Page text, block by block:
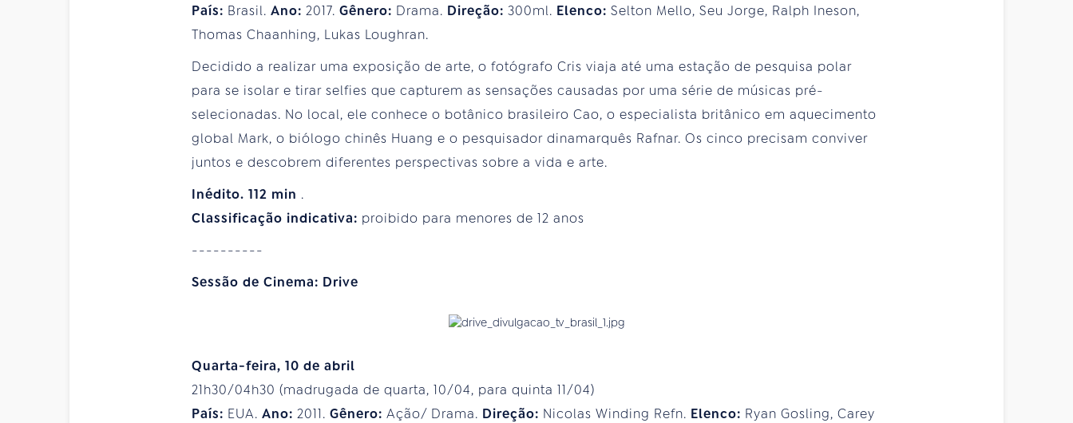
País: Brasil. Ano: 2017. Gênero: Drama. Direção: 300ml. Elenco: Selton Mello, Seu Jorge, Ralph Ineson,
Thomas Chaanhing, Lukas Loughran.
Decidido a realizar uma exposição de arte, o fotógrafo Cris viaja até uma estação de pesquisa polar
para se isolar e tirar selfies que capturem as sensações causadas por uma série de músicas pré-
selecionadas. No local, ele conhece o botânico brasileiro Cao, o especialista britânico em aquecimento
global Mark, o biólogo chinês Huang e o pesquisador dinamarquês Rafnar. Os cinco precisam conviver
juntos e descobrem diferentes perspectivas sobre a vida e arte.
Inédito. 112 min .
Classificação indicativa: proibido para menores de 12 anos
----------
Sessão de Cinema: Drive
Quarta-feira, 10 de abril
21h30/04h30 (madrugada de quarta, 10/04, para quinta 11/04)
País: EUA. Ano: 2011. Gênero: Ação/ Drama. Direção: Nicolas Winding Refn. Elenco: Ryan Gosling, Carey